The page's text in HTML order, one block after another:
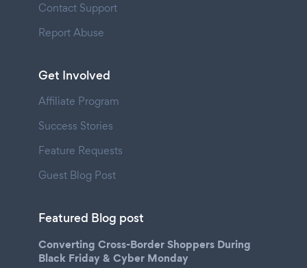
Contact Support
Report Abuse
Get Involved
Affiliate Program
Success Stories
Feature Requests
Guest Blog Post
Featured Blog post
Converting Cross-Border Shoppers During
Black Friday & Cyber Monday